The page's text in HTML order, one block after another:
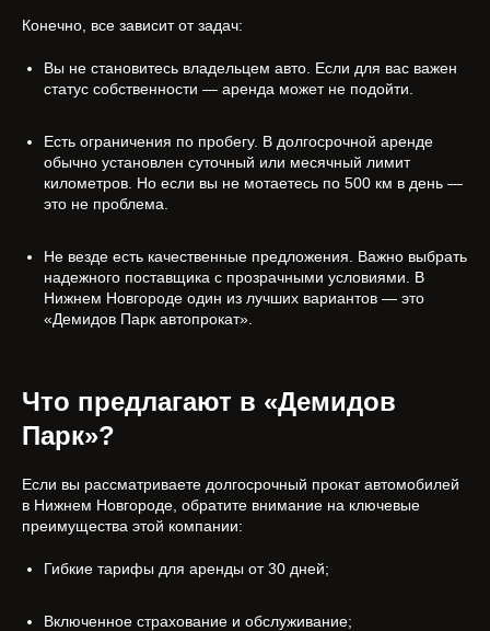
Конечно, все зависит от задач:
Вы не становитесь владельцем авто. Если для вас важен
статус собственности — аренда может не подойти.
Есть ограничения по пробегу. В долгосрочной аренде
обычно установлен суточный или месячный лимит
километров. Но если вы не мотаетесь по 500 км в день —
это не проблема.
Не везде есть качественные предложения. Важно выбрать
надежного поставщика с прозрачными условиями. В
Нижнем Новгороде один из лучших вариантов — это
«Демидов Парк автопрокат».
Что предлагают в «Демидов
Парк»?
Если вы рассматриваете долгосрочный прокат автомобилей
в Нижнем Новгороде, обратите внимание на ключевые
преимущества этой компании:
Гибкие тарифы для аренды от 30 дней;
Включенное страхование и обслуживание;